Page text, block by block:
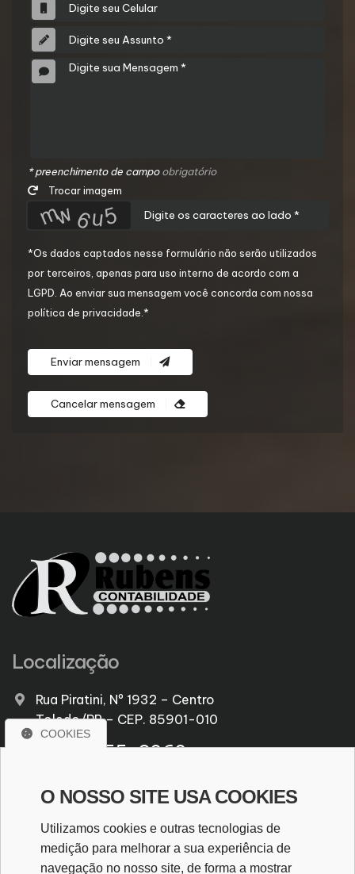
* preenchimento de campoobrigatório
Trocar imagem
*Os dados captados nesse formulário não serão utilizados
por terceiros, apenas para uso interno de acordo com a
LGPD . Ao enviar sua mensagem você concorda com nossa
política de privacidade.*
Enviar mensagem
Cancelar mensagem
Localização
Rua Piratini, Nº 1932 – Centro
Toledo/PR – CEP. 85901-010
(45) 3055-3060
CRC/PR PR005638/O-6
COOKIES
O NOSSO SITE USA COOKIES
Utilizamos cookies e outras tecnologias de
medição para melhorar a sua experiência de
navegação no nosso site, de forma a mostrar